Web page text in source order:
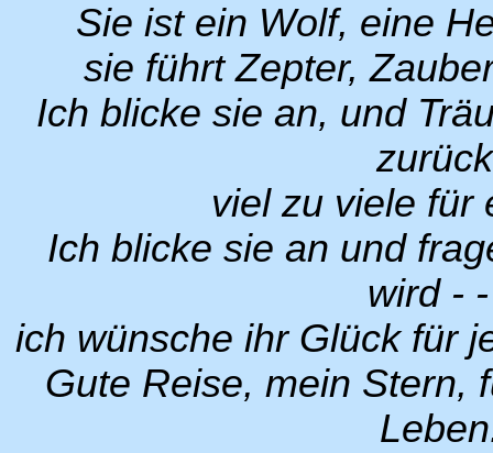
Sie ist ein Wolf, eine
sie führt Zepter,
Ich blicke sie an, und
viel zu viele für
Ich blicke sie an und
wird -
ich wünsche ihr Glück für
Gute Reise, mein Stern,